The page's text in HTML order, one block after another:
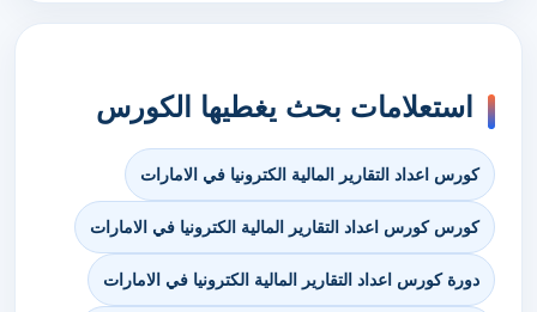
استعلامات بحث يغطيها الكورس
كورس اعداد التقارير المالية الكترونيا في الامارات
كورس كورس اعداد التقارير المالية الكترونيا في الامارات
دورة كورس اعداد التقارير المالية الكترونيا في الامارات